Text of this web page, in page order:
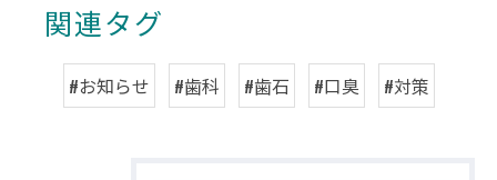
関連タグ
#お知らせ #歯科 #歯石 #口臭 #対策